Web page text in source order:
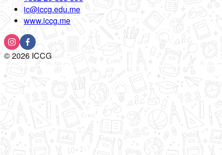
ic@iccg.edu.me
www.iccg.me
©2026ICCG